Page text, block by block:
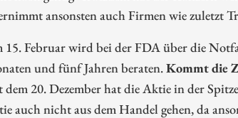
ansonsten auch Firmen wie zuletzt
15. Februar wird bei der FDA über die
und fünf Jahren beraten.Kommt die
dem 20. Dezember hat die Aktie in der
auch nicht aus dem Handel gehen, da